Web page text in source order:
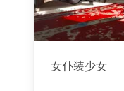
女仆装少女